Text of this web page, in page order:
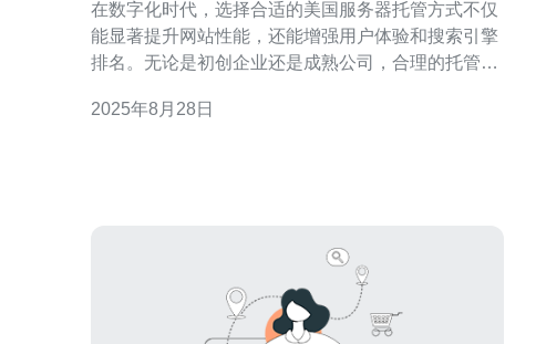
在数字化时代，选择合适的美国服务器托管方式不仅
能显著提升网站性能，还能增强用户体验和搜索引擎
排名。无论是初创企业还是成熟公司，合理的托管方
美国服务器托管方式，以及如何选择最适合您的业务
2025年8月28日